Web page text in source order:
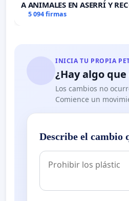
A ANIMALES EN ASERRÍ Y
DE FIRMAS 🚨
5 094 firmas
INICIA TU PROPIA
¿Hay algo
Los cambios no
Comience un
Describe el cambio